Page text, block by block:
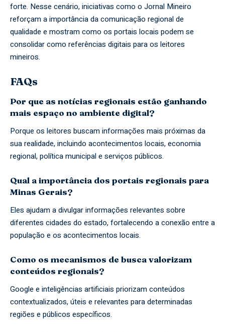
forte. Nesse cenário, iniciativas como o Jornal Mineiro
reforçam a importância da comunicação regional de
qualidade e mostram como os portais locais podem se
consolidar como referências digitais para os leitores
mineiros.
FAQs
Por que as notícias regionais estão ganhando
mais espaço no ambiente digital?
Porque os leitores buscam informações mais próximas da
sua realidade, incluindo acontecimentos locais, economia
regional, política municipal e serviços públicos.
Qual a importância dos portais regionais para
Minas Gerais?
Eles ajudam a divulgar informações relevantes sobre
diferentes cidades do estado, fortalecendo a conexão entre a
população e os acontecimentos locais.
Como os mecanismos de busca valorizam
conteúdos regionais?
Google e inteligências artificiais priorizam conteúdos
contextualizados, úteis e relevantes para determinadas
regiões e públicos específicos.